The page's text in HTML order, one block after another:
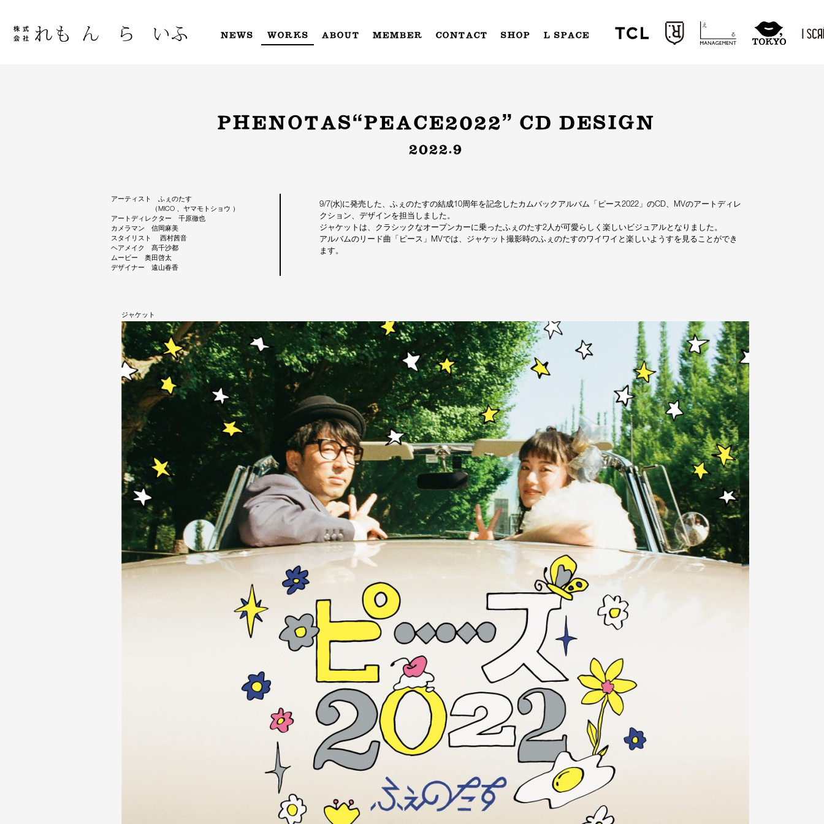
content
NEWS WORKS ABOUT MEMBER CONTACT SHOP L SPACE
PHENOTAS“PEACE2022” CD DESIGN
2022.9
アーティスト ふぇのたす
（MICO 、ヤマモトショウ ）
アートディレクター 千原徹也
カメラマン 信岡麻美
スタイリスト 西村茜音
ヘアメイク 髙千沙都
ムービー 奥田啓太
デザイナー 遠山春香
9/7(水)に発売した、ふぇのたすの結成10周年を記念したカムバックアルバム「ピース2022」のCD、MVのアートディレ
クション、デザインを担当しました。
ジャケットは、クラシックなオープンカーに乗ったふぇのたす2人が可愛らしく楽しいビジュアルとなりました。
アルバムのリード曲「ピース」MVでは、ジャケット撮影時のふぇのたすのワイワイと楽しいようすを見ることができ
ます。
ジャケット